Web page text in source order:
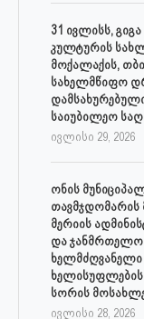
31 ივლისს,
კულტურის
მოქალაქის,
სახელმწიფო
საიუბილეო
ივლისი 29, 2026
ონის
მერიის
და
ხელმძღვანელი
სორის
ივლისი 28, 2026